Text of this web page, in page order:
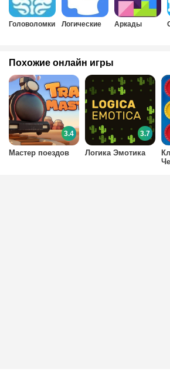
Головоломки Логические Аркады
Похожие онлайн игры
Мастер поездов
3.4
Логика Эмотика
3.7